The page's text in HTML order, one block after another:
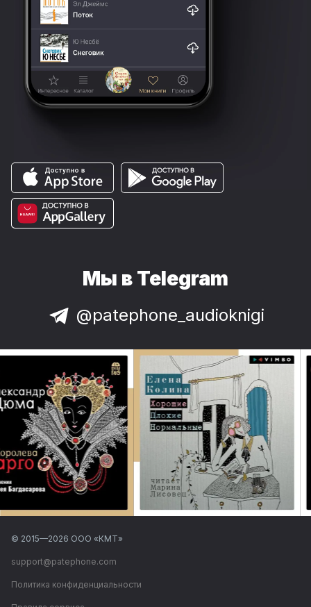
Мы в Telegram
@patephone_audioknigi
© 2015—2026 ООО «КМТ»
support@patephone.com
Политика конфиденциальности